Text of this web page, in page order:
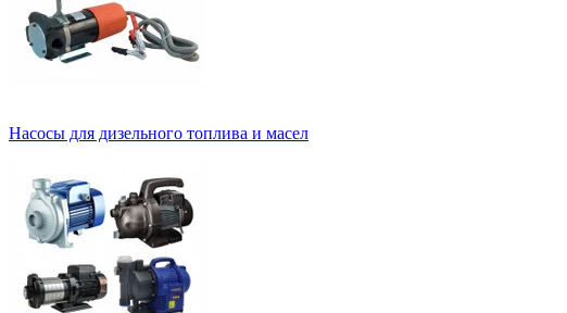
Насосы для дизельного топлива и масел